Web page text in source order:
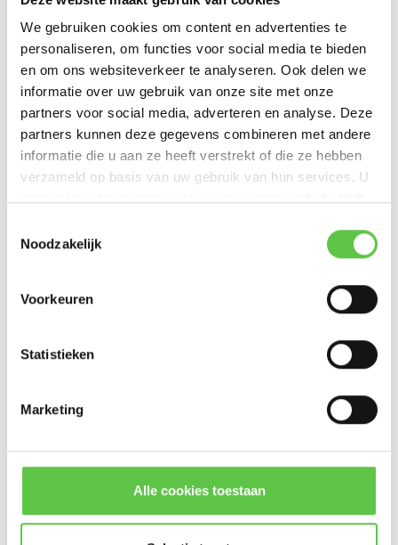
We gebruiken cookies om content en advertenties te
personaliseren, om functies voor social media te bieden
en om ons websiteverkeer te analyseren. Ook delen we
informatie over uw gebruik van onze site met onze
partners voor social media, adverteren en analyse. Deze
partners kunnen deze gegevens combineren met andere
informatie die u aan ze heeft verstrekt of die ze hebben
verzameld op basis van uw gebruik van hun services. U
Noodzakelijk
Voorkeuren
Statistieken
Marketing
Alle cookies toestaan
Artikelnummer MA-CBL-TA-1M
SKU 3240780
EAN 810979011972
Vergelijk Delen
Cisco Meraki 10 GbE
€115,00
Abonneer
* Lees hier de wettelijke beperkingen